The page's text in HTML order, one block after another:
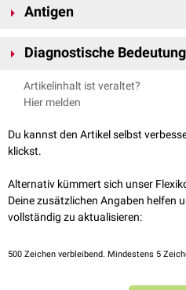
Antigen
gerichtet. DieAntikörper erfassen
particles)
Diagnostische Bedeutung
Der Nachweis von U1-RNP-
dsDNA-Antikörpern
anderen antinukleären Antikörpern
bei anderen
wie z.B.
Artikelinhalt ist veraltet?
Hier melden
Du kannst den Artikel selbst
klickst.
Alternativ kümmert sich unser
Deine zusätzlichen Angaben helfen
vollständig zu aktualisieren:
500 Zeichen verbleibend. Mindestens 5